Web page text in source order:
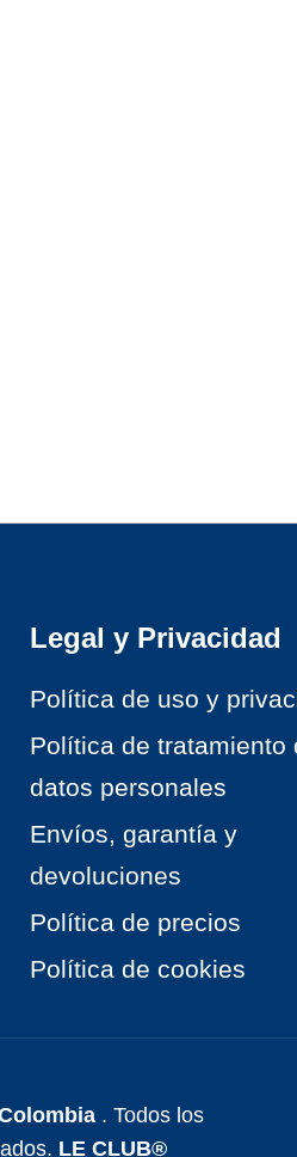
Legal y Privacidad
Política de uso y
Política de tratamiento
datos personales
Envíos, garantía y
devoluciones
Política de precios
Política de cookies
. Todos los
LE CLUB®